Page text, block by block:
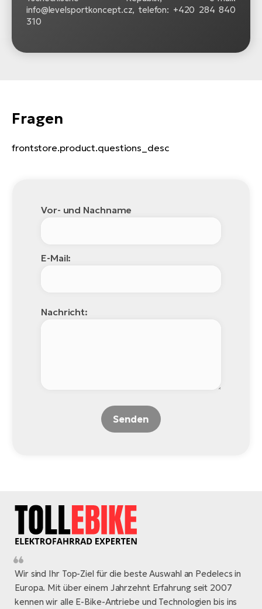
info@levelsportkoncept.cz, telefon: +420 284 840
310
Fragen
frontstore.product.questions_desc
Vor- und Nachname
E-Mail:
Nachricht:
Senden
Wir sind Ihr Top-Ziel für die beste Auswahl an Pedelecs in
Europa. Mit über einem Jahrzehnt Erfahrung seit 2007
kennen wir alle E-Bike-Antriebe und Technologien bis ins